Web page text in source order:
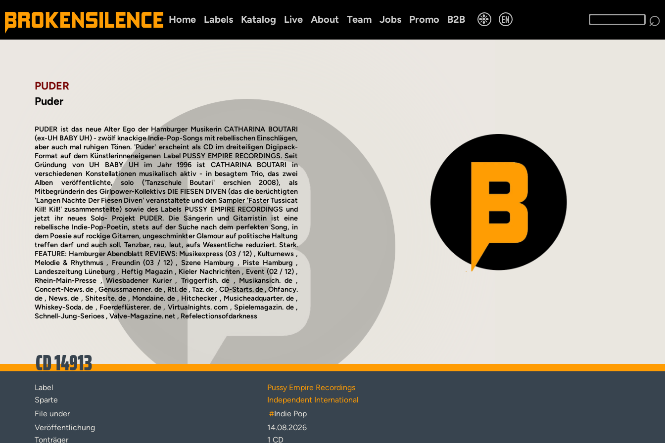
Home Labels Katalog Live About Team Jobs Promo B2B ❉ EN ⌕
PUDER
Puder
PUDER ist das neue Alter Ego der Hamburger Musikerin CATHARINA BOUTARI
(ex-UH BABY UH) - zwölf knackige Indie-Pop-Songs mit rebellischen Einschlägen,
aber auch mal ruhigen Tönen. 'Puder' erscheint als CD im dreiteiligen Digipack-
Format auf dem Künstlerinneneigenen Label PUSSY EMPIRE RECORDINGS. Seit
Gründung von UH BABY UH im Jahr 1996 ist CATHARINA BOUTARI in
verschiedenen Konstellationen musikalisch aktiv - in besagtem Trio, das zwei
Alben veröffentlichte, solo ('Tanzschule Boutari' erschien 2008), als
Mitbegründerin des Girlpower-Kollektivs DIE FIESEN DIVEN (das die berüchtigten
'Langen Nächte Der Fiesen Diven' veranstaltete und den Sampler 'Faster Tussicat
Kill! Kill!' zusammenstellte) sowie des Labels PUSSY EMPIRE RECORDINGS und
jetzt ihr neues Solo- Projekt PUDER. Die Sängerin und Gitarristin ist eine
rebellische Indie-Pop-Poetin, stets auf der Suche nach dem perfekten Song, in
dem Poesie auf rockige Gitarren, ungeschminkter Glamour auf politische Haltung
treffen darf und auch soll. Tanzbar, rau, laut, aufs Wesentliche reduziert. Stark.
FEATURE: Hamburger Abendblatt REVIEWS: Musikexpress (03 / 12) , Kulturnews ,
Melodie & Rhythmus , Freundin (03 / 12) , Szene Hamburg , Piste Hamburg ,
Landeszeitung Lüneburg , Heftig Magazin , Kieler Nachrichten , Event (02 / 12) ,
Rhein-Main-Presse , Wiesbadener Kurier , Triggerfish. de , Musikansich. de ,
Concert-News. de , Genussmaenner. de , Rtl. de , Taz. de , CD-Starts. de , Ohfancy.
de , News. de , Shitesite. de , Mondaine. de , Hitchecker , Musicheadquarter. de ,
Whiskey-Soda. de , Foerdeflüsterer. de , Virtualnights. com , Spielemagazin. de ,
Schnell-Jung-Serioes , Valve-Magazine. net , Refelectionsofdarkness
CD 14913
Label
Pussy Empire Recordings
Sparte
Independent International
File under
#Indie Pop
Veröffentlichung
14.08.2026
Tonträger
1 CD